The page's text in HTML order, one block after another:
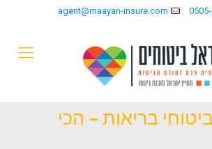
agent@maayan-insure.com
בריאות – הכי